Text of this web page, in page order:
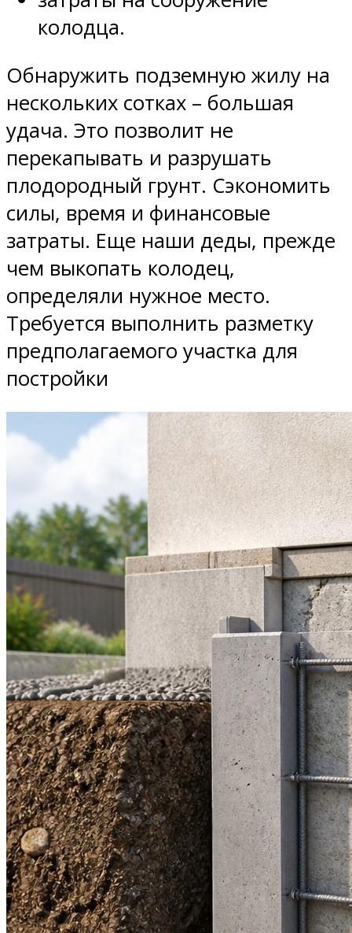
колодца.
Обнаружить подземную жилу на
нескольких сотках – большая
удача. Это позволит не
перекапывать и разрушать
плодородный грунт. Сэкономить
силы, время и финансовые
затраты. Еще наши деды, прежде
чем выкопать колодец,
определяли нужное место.
Требуется выполнить разметку
предполагаемого участка для
постройки